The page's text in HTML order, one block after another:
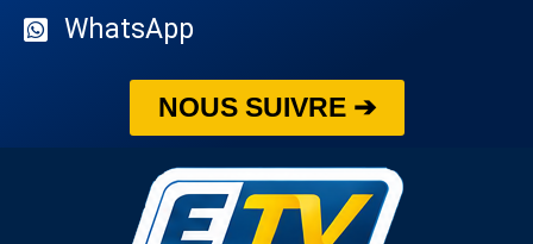
WhatsApp
NOUS SUIVRE ➔